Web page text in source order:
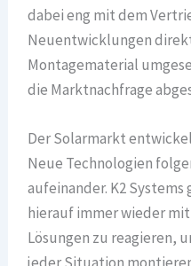
dabei eng mit dem
Neuentwicklungen
Montagematerial
die Marktnachfrage
Der Solarmarkt
Neue Technologien
aufeinander. K2
hierauf immer wieder
Lösungen zu reagieren,